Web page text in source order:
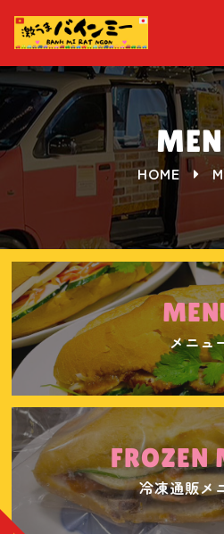
HOME
メニュ
FROZEN
冷凍通販メ